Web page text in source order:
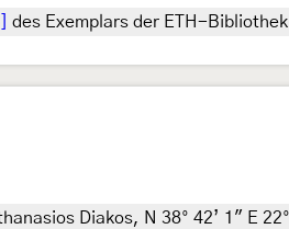
des Exemplars der ETH-Bibliothek
Diakos, N 38° 42’ 1" E